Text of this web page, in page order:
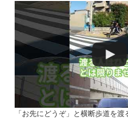
「お先にどうぞ」と横断歩道を